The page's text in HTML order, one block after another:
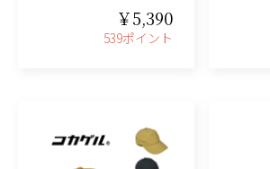
￥5,390
539ポイント